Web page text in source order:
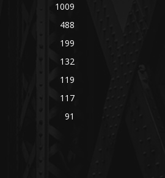
1009
488
199
132
119
117
91